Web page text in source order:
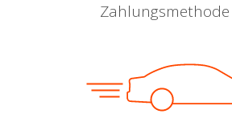
Zahlungsmethode